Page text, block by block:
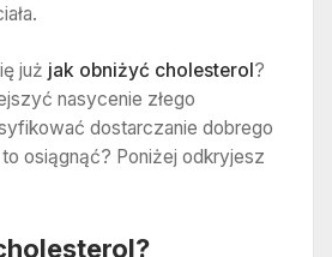
już jak obniżyć cholesterol?
nasycenie złego
dostarczanie dobrego
osiągnąć? Poniżej odkryjesz